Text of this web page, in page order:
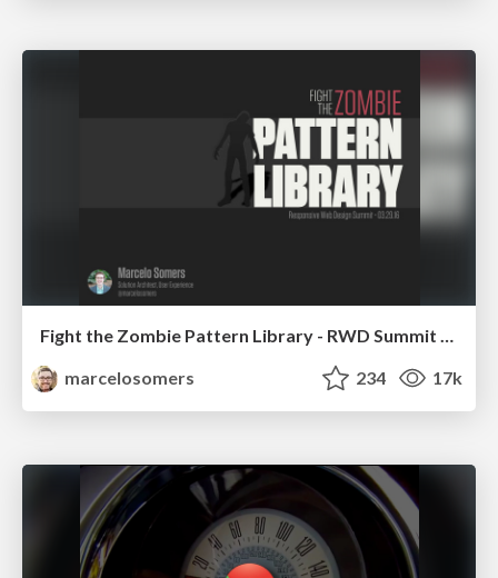
Fight the Zombie Pattern Library - RWD Summit 2016
marcelosomers
234 17k